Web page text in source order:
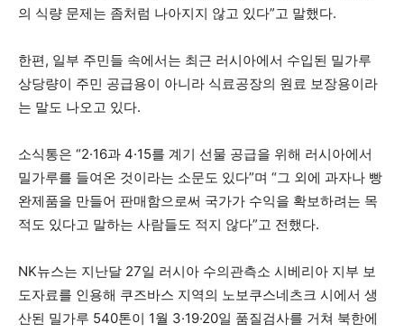
의 식량 문제는 좀처럼 나아지지 않고 있다”고 말했다.
한편, 일부 주민들 속에서는 최근 러시아에서 수입된 밀가루
상당량이 주민 공급용이 아니라 식료공장의 원료 보장용이라
는 말도 나오고 있다.
소식통은 “2·16과 4·15를 계기 선물 공급을 위해 러시아에서
밀가루를 들여온 것이라는 소문도 있다”며 “그 외에 과자나 빵
완제품을 만들어 판매함으로써 국가가 수익을 확보하려는 목
적도 있다고 말하는 사람들도 적지 않다”고 전했다.
NK뉴스는 지난달 27일 러시아 수의관측소 시베리아 지부 보
도자료를 인용해 쿠즈바스 지역의 노보쿠스네츠크 시에서 생
산된 밀가루 540톤이 1월 3·19·20일 품질검사를 거쳐 북한에